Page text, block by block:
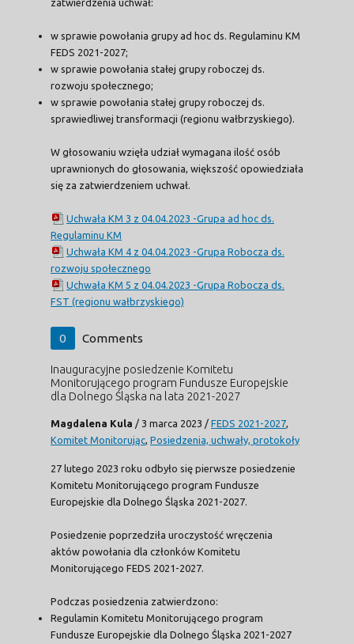
w sprawie powołania grupy ad hoc ds. Regulaminu KM
FEDS 2021-2027;
w sprawie powołania stałej grupy roboczej ds.
rozwoju społecznego;
w sprawie powołania stałej grupy roboczej ds.
sprawiedliwej transformacji (regionu wałbrzyskiego).
W głosowaniu wzięła udział wymagana ilość osób
uprawnionych do głosowania, większość opowiedziała
się za zatwierdzeniem uchwał.
Uchwała KM 3 z 04.04.2023 -Grupa ad hoc ds.
Regulaminu KM
Uchwała KM 4 z 04.04.2023 -Grupa Robocza ds.
rozwoju społecznego
Uchwała KM 5 z 04.04.2023 -Grupa Robocza ds.
FST (regionu wałbrzyskiego)
0 Comments
Inauguracyjne posiedzenie Komitetu
Monitorującego program Fundusze Europejskie
dla Dolnego Śląska na lata 2021-2027
Magdalena Kula / 3 marca 2023 / FEDS 2021-2027
Komitet Monitorując Posiedzenia, uchwały, protokoły
27 lutego 2023 roku odbyło się pierwsze posiedzenie
Komitetu Monitorującego program Fundusze
Europejskie dla Dolnego Śląska 2021-2027.
Posiedzenie poprzedziła uroczystość wręczenia
aktów powołania dla członków Komitetu
Monitorującego FEDS 2021-2027.
Podczas posiedzenia zatwierdzono:
Regulamin Komitetu Monitorującego program
Fundusze Europejskie dla Dolnego Śląska 2021-2027